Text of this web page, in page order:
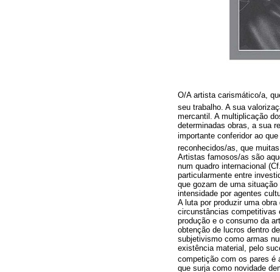
O/A artista carismático/a,
seu trabalho. A sua
mercantil. A multiplicação
determinadas obras, a sua
importante conferidor ao que
reconhecidos/as, que
Artistas famosos/as são
num quadro internacional
particularmente entre
que gozam de uma
intensidade por agentes
A luta por produzir uma
circunstâncias competitivas
produção e o consumo da
obtenção de lucros dentro
subjetivismo como armas
existência material, pelo
competição com os pares é
que surja como novidade